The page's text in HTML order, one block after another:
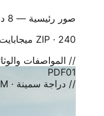
صور رئيسية — 8 دراجات SKU (حزمة OEM)
ZIP · 240 ميجابايت · تراخيص الطباعة والويب مُتضمَّنة
// المواصفات
PDF01
// دراجة سمينة · OEM